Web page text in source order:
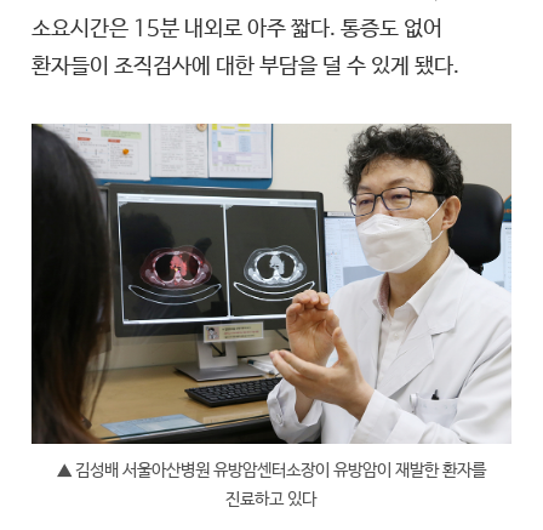
소요시간은 15분 내외로 아주 짧다. 통증도 없어
환자들이 조직검사에 대한 부담을 덜 수 있게 됐다.
▲ 김성배 서울아산병원 유방암센터소장이 유방암이 재발한 환자를
진료하고 있다